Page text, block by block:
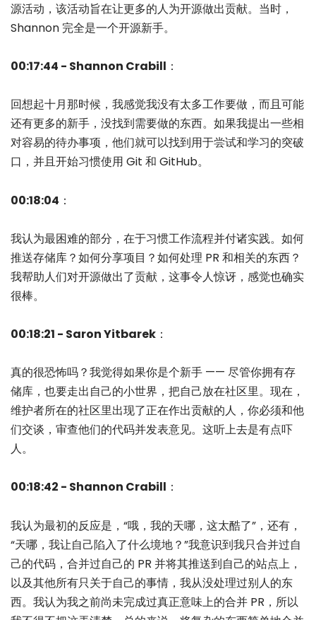
源活动，该活动旨在让更多的人为开源做出贡献。当时，
Shannon 完全是一个开源新手。
00:17:44 - Shannon Crabill ：
回想起十月那时候，我感觉我没有太多工作要做，而且可能
还有更多的新手，没找到需要做的东西。如果我提出一些相
对容易的待办事项，他们就可以找到用于尝试和学习的突破
口，并且开始习惯使用 Git 和 GitHub。
00:18:04 ：
我认为最困难的部分，在于习惯工作流程并付诸实践。如何
推送存储库？如何分享项目？如何处理 PR 和相关的东西？
我帮助人们对开源做出了贡献，这事令人惊讶，感觉也确实
很棒。
00:18:21 - Saron Yitbarek ：
真的很恐怖吗？我觉得如果你是个新手 —— 尽管你拥有存
储库，也要走出自己的小世界，把自己放在社区里。现在，
维护者所在的社区里出现了正在作出贡献的人，你必须和他
们交谈，审查他们的代码并发表意见。这听上去是有点吓
人。
00:18:42 - Shannon Crabill ：
我认为最初的反应是，“哦，我的天哪，这太酷了”，还有，
“天哪，我让自己陷入了什么境地？”我意识到我只合并过自
己的代码，合并过自己的 PR 并将其推送到自己的站点上，
以及其他所有只关于自己的事情，我从没处理过别人的东
西。我认为我之前尚未完成过真正意味上的合并 PR，所以